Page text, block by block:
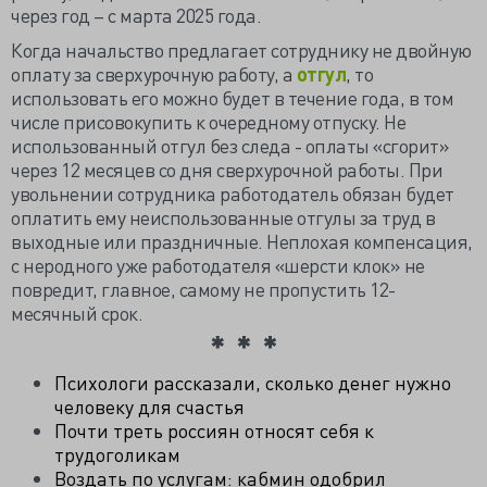
через год – с марта 2025 года.
Когда начальство предлагает сотруднику не двойную
оплату за сверхурочную работу, а отгул, то
использовать его можно будет в течение года, в том
числе присовокупить к очередному отпуску. Не
использованный отгул без следа - оплаты «сгорит»
через 12 месяцев со дня сверхурочной работы. При
увольнении сотрудника работодатель обязан будет
оплатить ему неиспользованные отгулы за труд в
выходные или праздничные. Неплохая компенсация,
с неродного уже работодателя «шерсти клок» не
повредит, главное, самому не пропустить 12-
месячный срок.
Психологи рассказали, сколько денег нужно
человеку для счастья
Почти треть россиян относят себя к
трудоголикам
Воздать по услугам: кабмин одобрил